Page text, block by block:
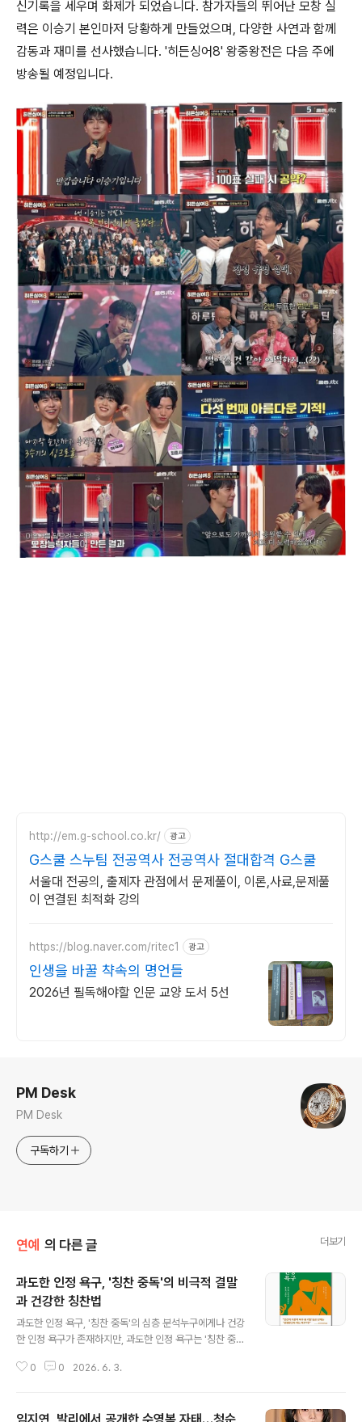
신기록을 세우며 화제가 되었습니다. 참가자들의 뛰어난 모창 실
력은 이승기 본인마저 당황하게 만들었으며, 다양한 사연과 함께
감동과 재미를 선사했습니다. '히든싱어8' 왕중왕전은 다음 주에
방송될 예정입니다.
http://em.g-school.co.kr/ 광고
G스쿨 스누팀 전공역사 전공역사 절대합격 G스쿨
서울대 전공의, 출제자 관점에서 문제풀이, 이론,사료,문제풀
이 연결된 최적화 강의
https://blog.naver.com/ritec1 광고
인생을 바꿀 챡속의 명언들
2026년 필독해야할 인문 교양 도서 5선
PM Desk
PM Desk
구독하기
연예 의 다른 글 더보기
과도한 인정 욕구, '칭찬 중독'의 비극적 결말
과 건강한 칭찬법
과도한 인정 욕구, '칭찬 중독'의 심층 분석누구에게나 건강
한 인정 욕구가 존재하지만, 과도한 인정 욕구는 '칭찬 중
할 수 없는 상태를 의미하며, 모든 기준이 자신에게 있지 않
0 0 2026. 6. 3.